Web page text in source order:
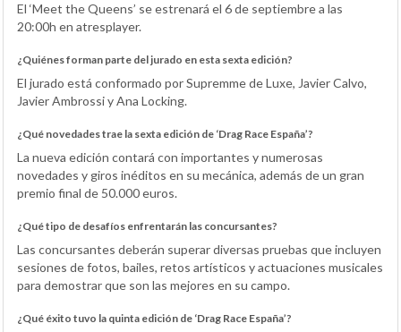
El ‘Meet the Queens’ se estrenará el 6 de septiembre a las
20:00h en atresplayer.
¿Quiénes forman parte del jurado en esta sexta edición?
El jurado está conformado por Supremme de Luxe, Javier Calvo,
Javier Ambrossi y Ana Locking.
¿Qué novedades trae la sexta edición de ‘Drag Race España’?
La nueva edición contará con importantes y numerosas
novedades y giros inéditos en su mecánica, además de un gran
premio final de 50.000 euros.
¿Qué tipo de desafíos enfrentarán las concursantes?
Las concursantes deberán superar diversas pruebas que incluyen
sesiones de fotos, bailes, retos artísticos y actuaciones musicales
para demostrar que son las mejores en su campo.
¿Qué éxito tuvo la quinta edición de ‘Drag Race España’?